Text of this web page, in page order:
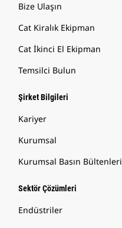
Bize Ulaşın
Cat Kiralık Ekipman
Cat İkinci El Ekipman
Temsilci Bulun
Şirket Bilgileri
Kariyer
Kurumsal
Kurumsal Basın Bültenleri
Sektör Çözümleri
Endüstriler